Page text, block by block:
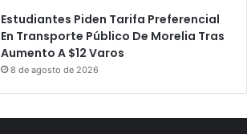
Estudiantes Piden Tarifa Preferencial
En Transporte Público De Morelia Tras
Aumento A $12 Varos
8 de agosto de 2026